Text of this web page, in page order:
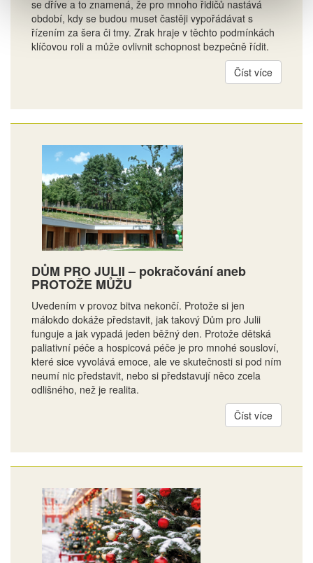
se dříve a to znamená, že pro mnoho řidičů nastává
období, kdy se budou muset častěji vypořádávat s
řízením za šera či tmy. Zrak hraje v těchto podmínkách
klíčovou roli a může ovlivnit schopnost bezpečně řídit.
Číst více
DŮM PRO JULII – pokračování aneb
PROTOŽE MŮŽU
Uvedením v provoz bitva nekončí. Protože si jen
málokdo dokáže představit, jak takový Dům pro Julii
funguje a jak vypadá jeden běžný den. Protože dětská
paliativní péče a hospicová péče je pro mnohé sousloví,
které sice vyvolává emoce, ale ve skutečnosti si pod ním
neumí nic představit, nebo si představují něco zcela
odlišného, než je realita.
Číst více